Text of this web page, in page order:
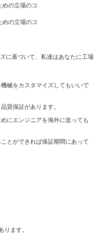
に基づいて、私達はあなたに工場
械をカスタマイズしてもいいで
質保証があります。
にエンジニアを海外に送っても
とができれば保証期間にあって
ります。